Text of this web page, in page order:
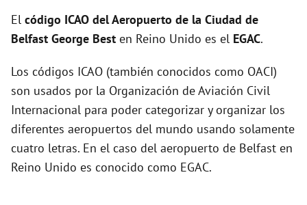
El código ICAO delAeropuerto de la Ciudad de
Belfast George Best en Reino Unido es el EGAC.
Los códigos ICAO (también conocidos como OACI)
son usados por la Organización de Aviación Civil
Internacional para poder categorizar y organizar los
diferentes aeropuertos del mundo usando solamente
cuatro letras. En el caso del aeropuerto de Belfast en
Reino Unido es conocido como EGAC.